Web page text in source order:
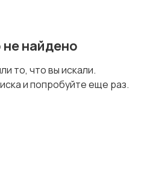
найдено
то, что вы искали.
и попробуйте еще раз.